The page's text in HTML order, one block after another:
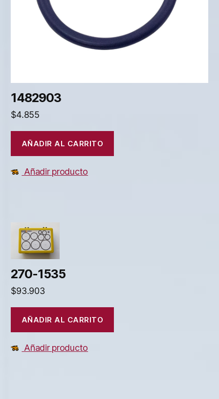
1482903
$4.855
AÑADIR AL CARRITO
Añadir producto
270-1535
$93.903
AÑADIR AL CARRITO
Añadir producto